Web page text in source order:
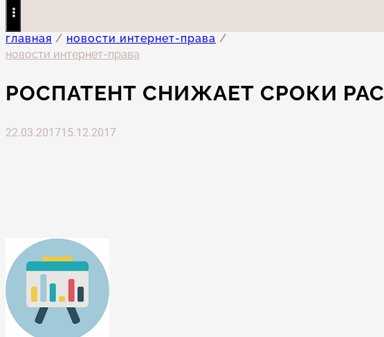
главная / новости интернет-права /
новости интернет-права
РОСПАТЕНТ СНИЖАЕТ СРОКИ
22.03.201715.12.2017